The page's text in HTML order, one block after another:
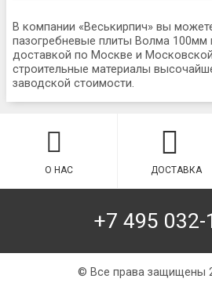
В компании «Веськирпич» вы
пазогребневые плиты Волма 100мм
доставкой по Москве и
строительные материалы
заводской стоимости.
О НАС ДОСТАВКА
+7 495 032-
© Все права защищены